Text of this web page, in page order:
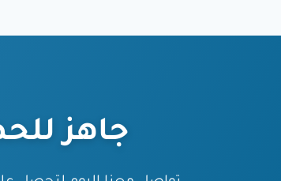
جاهز